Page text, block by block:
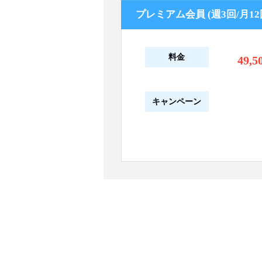
プレミアム会員 (週3回/月12
料金
キャンペーン